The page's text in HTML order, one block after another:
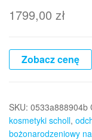
1799,00 zł
Zobacz cenę
SKU: 0533a888904b
kosmetyki scholl,
bożonarodzeniowy